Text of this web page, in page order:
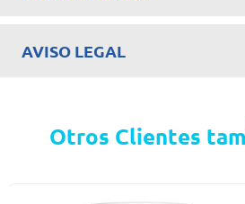
AVISO LEGAL
Otros Clientes